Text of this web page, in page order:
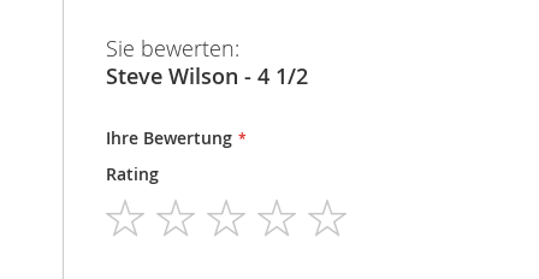
Sie bewerten:
Steve Wilson - 4 1/2
Ihre Bewertung
Rating
1
star
2
stars
3
stars
4
stars